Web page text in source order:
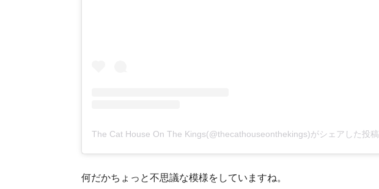
The Cat House On The Kings(@thecathouseonthekings)がシェアした投稿
何だかちょっと不思議な模様をしていますね。